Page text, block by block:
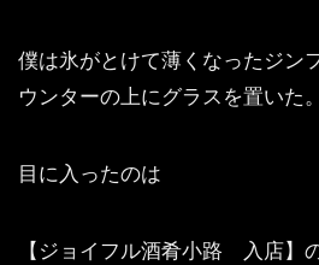
僕は氷がとけて薄くなったジン
ウンターの上にグラスを置いた。
目に入ったのは
【ジョイフル酒肴小路 入店】